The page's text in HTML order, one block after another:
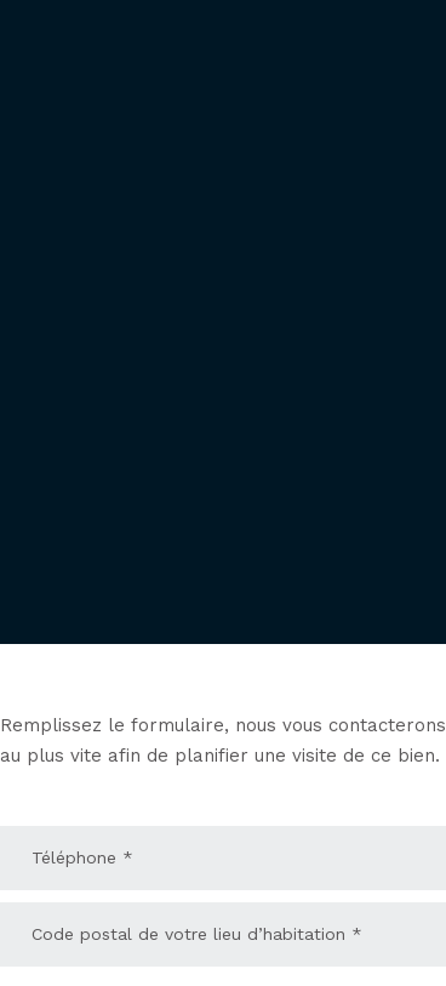
Remplissez le formulaire, nous vous contacterons
au plus vite afin de planifier une visite de ce bien.